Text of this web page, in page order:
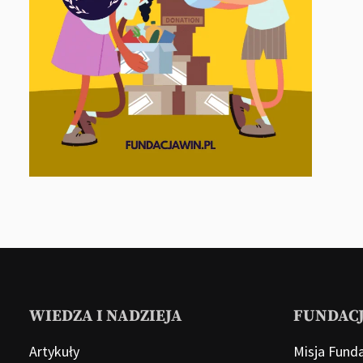
WIEDZA I NADZIEJA
Artykuły Misja